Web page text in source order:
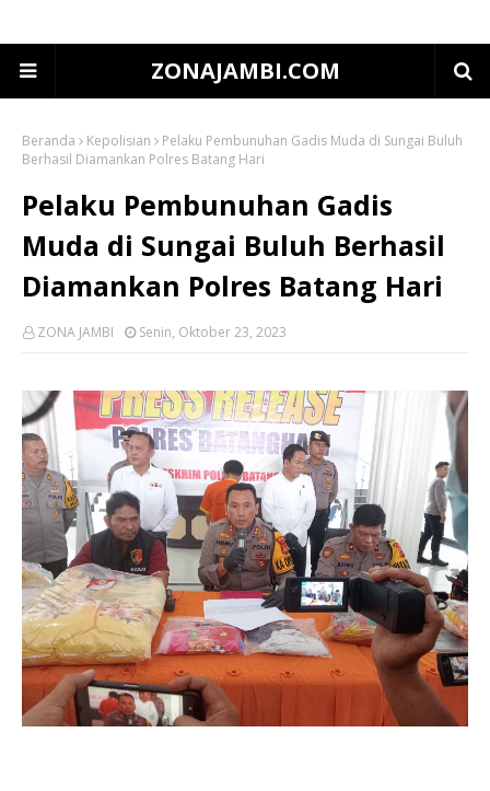
ZONAJAMBI.COM
Beranda Kepolisian
Pelaku Pembunuhan Gadis Muda di Sungai Buluh
Berhasil Diamankan Polres Batang Hari
Pelaku Pembunuhan Gadis
Muda di Sungai Buluh Berhasil
Diamankan Polres Batang Hari
ZONA JAMBI Senin, Oktober 23, 2023